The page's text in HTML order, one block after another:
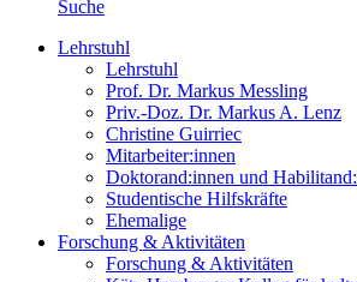
Suche
Lehrstuhl
Lehrstuhl
Prof. Dr. Markus Messling
Priv.-Doz. Dr. Markus A. Lenz
Christine Guirriec
Mitarbeiter:innen
Doktorand:innen und
Studentische Hilfskräfte
Ehemalige
Forschung & Aktivitäten
Forschung & Aktivitäten